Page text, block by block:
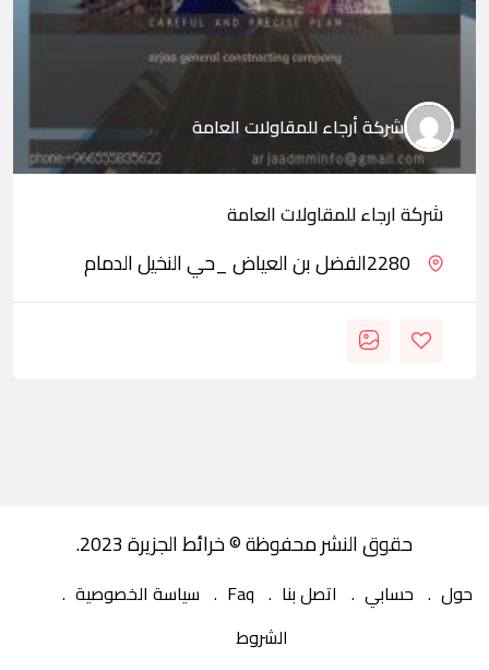
شركة أرجاء للمقاولات العامة
شركة ارجاء للمقاولات العامة
2280الفضل بن العياض _حي النخيل الدمام
حقوق النشر محفوظة © خرائط الجزيرة 2023.
حول حسابي اتصل بنا Faq
سياسة الخصوصية
الشروط